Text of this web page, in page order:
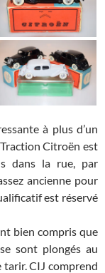
à plus d’un
Citroën est
dans la rue, par
ancienne pour
est réservé
bien compris que
sont plongés au
tarir. CIJ comprend